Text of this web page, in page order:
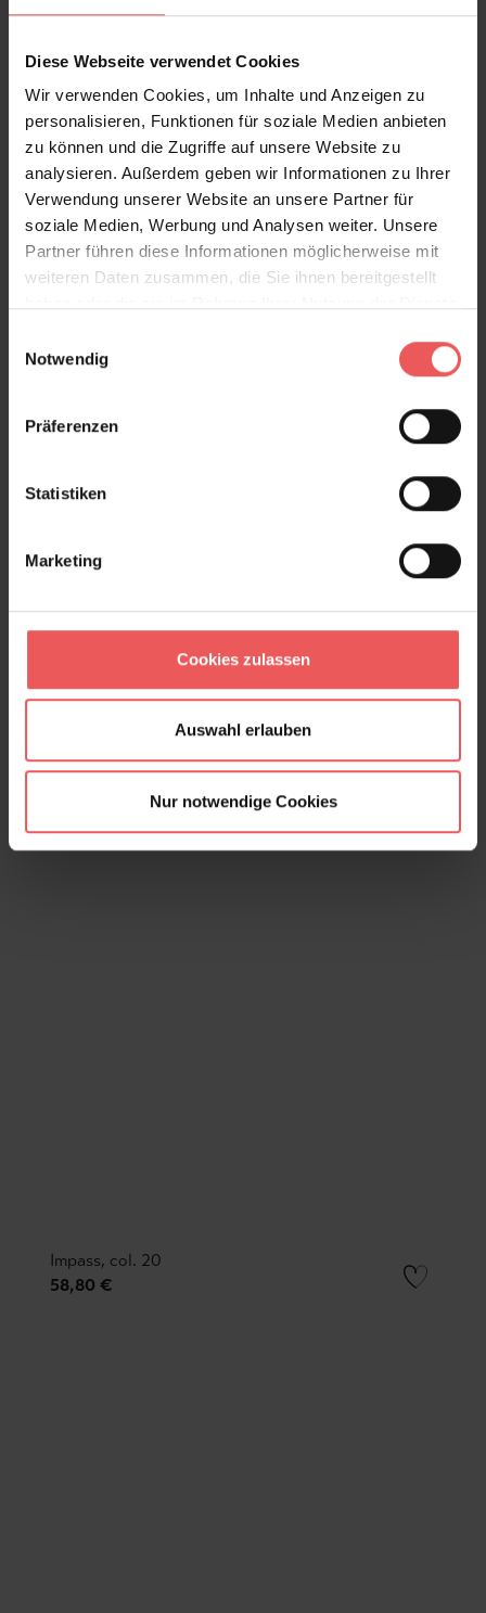
Diese Webseite verwendet Cookies
Wir verwenden Cookies, um Inhalte und Anzeigen zu
personalisieren, Funktionen für soziale Medien anbieten
zu können und die Zugriffe auf unsere Website zu
analysieren. Außerdem geben wir Informationen zu Ihrer
Verwendung unserer Website an unsere Partner für
soziale Medien, Werbung und Analysen weiter. Unsere
Partner führen diese Informationen möglicherweise mit
weiteren Daten zusammen, die Sie ihnen bereitgestellt
Notwendig
Präferenzen
Statistiken
Marketing
Cookies zulassen
Auswahl erlauben
Nur notwendige Cookies
Impass, col. 01
58,80 €
Impass, col. 08
Impass, col. 20
58,80 €